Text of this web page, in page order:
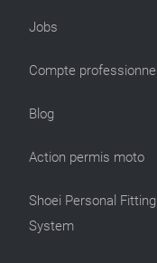
Jobs
Compte professionnel
Blog
Action permis moto
Shoei Personal Fitting
System